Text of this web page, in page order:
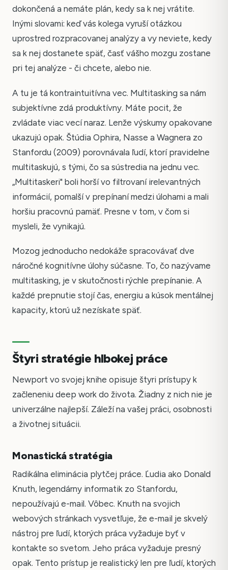
dokončená a nemáte plán, kedy sa k nej vrátite.
Inými slovami: keď vás kolega vyruší otázkou
uprostred rozpracovanej analýzy a vy neviete, kedy
sa k nej dostanete späť, časť vášho mozgu zostane
pri tej analýze - či chcete, alebo nie.
A tu je tá kontraintuitívna vec. Multitasking sa nám
subjektívne zdá produktívny. Máte pocit, že
zvládate viac vecí naraz. Lenže výskumy opakovane
ukazujú opak. Štúdia Ophira, Nasse a Wagnera zo
Stanfordu (2009) porovnávala ľudí, ktorí pravidelne
multitaskujú, s tými, čo sa sústredia na jednu vec.
„Multitaskeri" boli horší vo filtrovaní irelevantných
informácií, pomalší v prepínaní medzi úlohami a mali
horšiu pracovnú pamäť. Presne v tom, v čom si
mysleli, že vynikajú.
Mozog jednoducho nedokáže spracovávať dve
náročné kognitívne úlohy súčasne. To, čo nazývame
multitasking, je v skutočnosti rýchle prepínanie. A
každé prepnutie stojí čas, energiu a kúsok mentálnej
kapacity, ktorú už nezískate späť.
Štyri stratégie hlbokej práce
Newport vo svojej knihe opisuje štyri prístupy k
začleneniu deep work do života. Žiadny z nich nie je
univerzálne najlepší. Záleží na vašej práci, osobnosti
a životnej situácii.
Monastická stratégia
Radikálna eliminácia plytčej práce. Ľudia ako Donald
Knuth, legendárny informatik zo Stanfordu,
nepoužívajú e-mail. Vôbec. Knuth na svojich
webových stránkach vysvetľuje, že e-mail je skvelý
nástroj pre ľudí, ktorých práca vyžaduje byť v
kontakte so svetom. Jeho práca vyžaduje presný
opak. Tento prístup je realistický len pre ľudí, ktorých